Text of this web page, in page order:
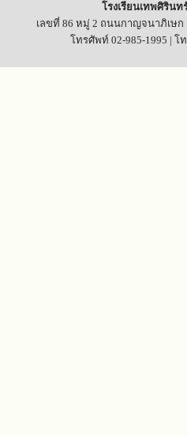
โรงเรียนเทพศิรินท
เลขที่ 86 หมู่ 2 ถนนกาญจนาภิเษก
โทรศัพท์ 02-985-1995 | โ